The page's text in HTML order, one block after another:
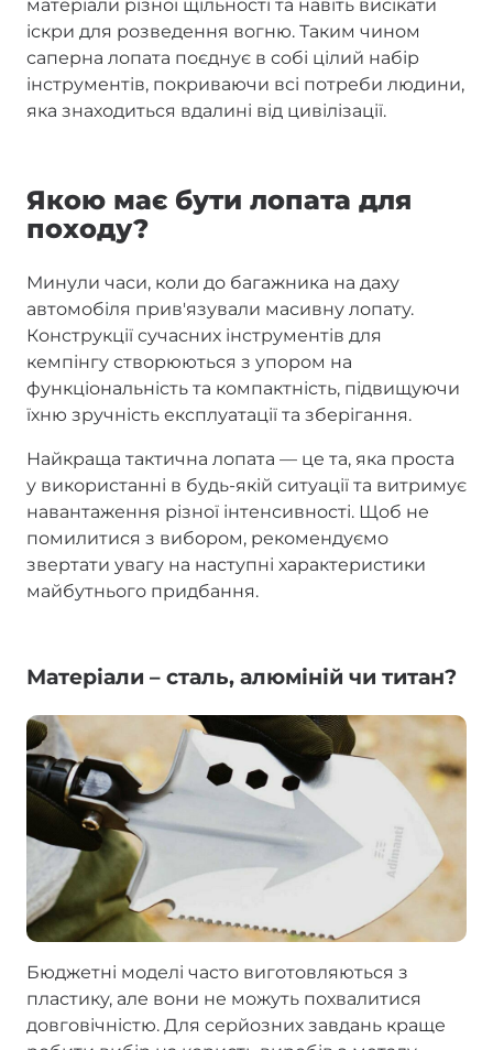
матеріали різної щільності та навіть висікати
іскри для розведення вогню. Таким чином
саперна лопата поєднує в собі цілий набір
інструментів, покриваючи всі потреби людини,
яка знаходиться вдалині від цивілізації.
Якою має бути лопата для
походу?
Минули часи, коли до багажника на даху
автомобіля прив'язували масивну лопату.
Конструкції сучасних інструментів для
кемпінгу створюються з упором на
функціональність та компактність, підвищуючи
їхню зручність експлуатації та зберігання.
Найкраща тактична лопата — це та, яка проста
у використанні в будь-якій ситуації та витримує
навантаження різної інтенсивності. Щоб не
помилитися з вибором, рекомендуємо
звертати увагу на наступні характеристики
майбутнього придбання.
Матеріали – сталь, алюміній чи титан?
Бюджетні моделі часто виготовляються з
пластику, але вони не можуть похвалитися
довговічністю. Для серйозних завдань краще